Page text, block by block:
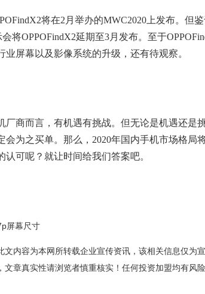
将在2月举办的MWC2020上发布。但
将OPPOFindX2延期至3月发布。至于
业屏幕以及影像系统的升级，还有待观察。
厂商而言，有机遇有挑战。但无论是机遇还是
会为之买单。那么，2020年国内手机市场格局
认可呢？就让时间给我们答案吧。
屏幕尺寸
文内容为本网所转载企业宣传资讯，该相关信息仅为
文章真实性请浏览者慎重核实！任何投资加盟均有风